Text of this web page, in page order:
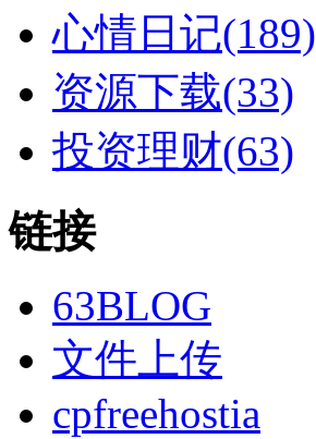
心情日记(189)
资源下载(33)
投资理财(63)
链接
63BLOG
文件上传
cpfreehostia